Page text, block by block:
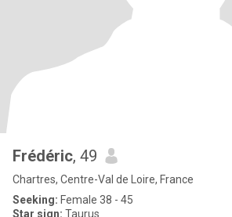
Frédéric, 49
Chartres, Centre-Val de Loire, France
Seeking: Female 38 - 45
Star sign: Taurus